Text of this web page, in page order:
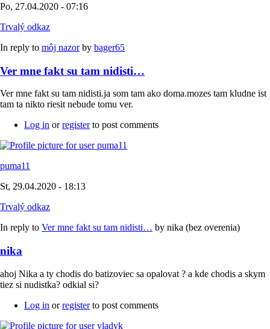
Po, 27.04.2020 - 07:16
Trvalý odkaz
In reply to môj nazorby bager65
Ver mne fakt su tam nidisti…
Ver mne fakt su tam nidisti.ja som tam ako doma.mozes tam kludne ist
tam ta nikto riesit nebude tomu ver.
Log in orregisterto post comments
puma11
St, 29.04.2020 - 18:13
Trvalý odkaz
In reply to Ver mne fakt su tam nidisti… by nika (bez overenia)
nika
ahoj Nika a ty chodis do batizoviec sa opalovat ? a kde chodis a skym
tiez si nudistka? odkial si?
Log in orregisterto post comments